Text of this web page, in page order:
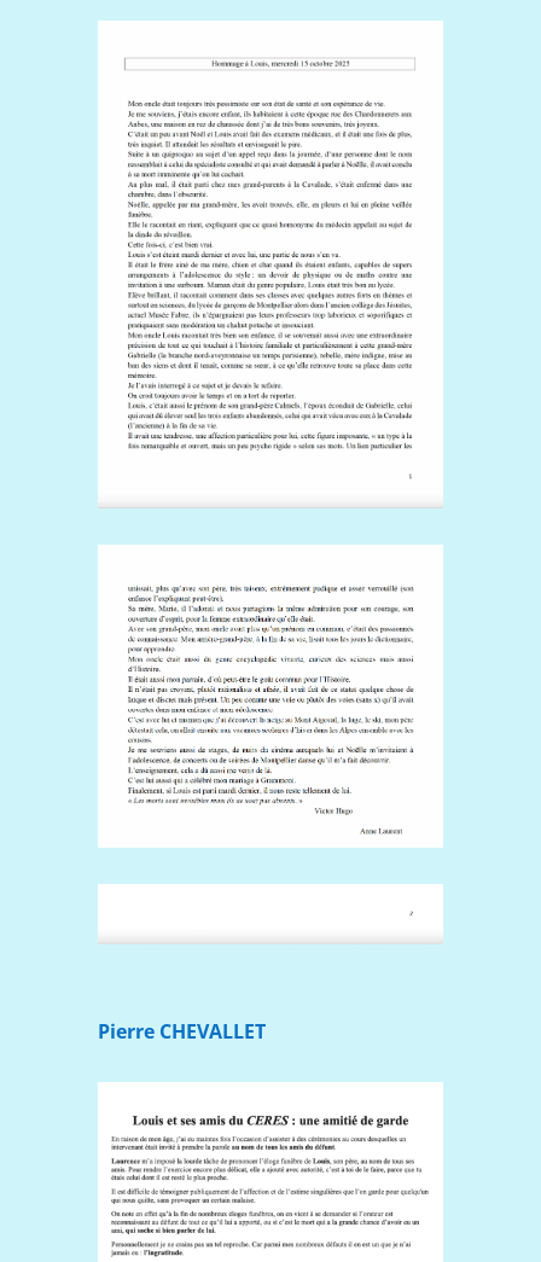
Pierre CHEVALLET